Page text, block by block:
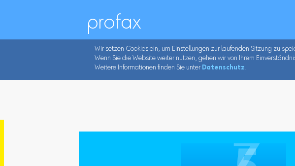
profax
Wir setzen Cookies ein, um Einstellungen zur laufenden Sitzung zu
Wenn Sie die Website weiter nutzen, gehen wir von Ihrem
Weitere Informationen finden Sie unter Datenschutz.